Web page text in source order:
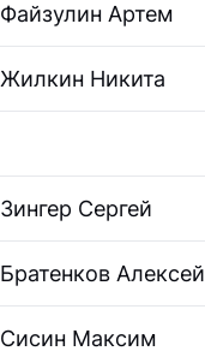
Файзулин Артем
Жилкин Никита
Зингер Сергей
Братенков Алексей
Сисин Максим